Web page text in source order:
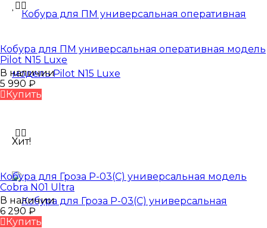
Кобура для ПМ универсальная оперативная модель
Pilot N15 Luxe
В наличии
5 990 ₽
Купить
Хит!
Кобура для Гроза Р-03(С) универсальная модель
Cobra N01 Ultra
В наличии
6 290 ₽
Купить